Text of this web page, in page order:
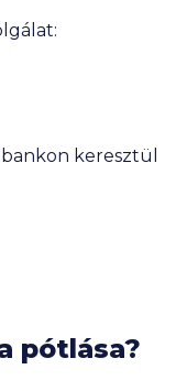
keresztül
pótlása?